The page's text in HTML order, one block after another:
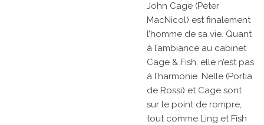
John Cage (Peter
MacNicol) est finalement
l’homme de sa vie. Quant
à l’ambiance au cabinet
Cage & Fish, elle n’est pas
à l’harmonie. Nelle (Portia
de Rossi) et Cage sont
sur le point de rompre,
tout comme Ling et Fish